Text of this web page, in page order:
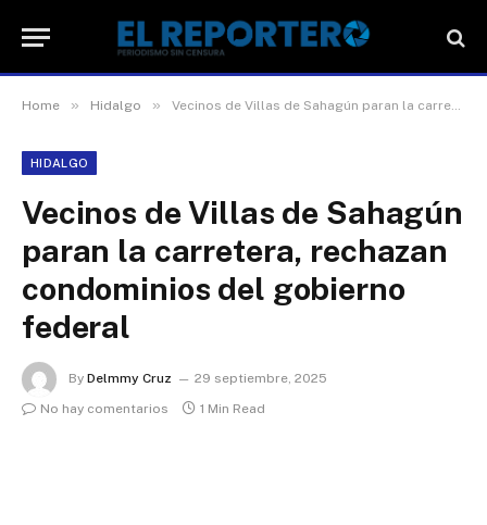
Home » Hidalgo » Vecinos de Villas de Sahagún paran la carretera, rechazan condominios del gobierno federal
HIDALGO
Vecinos de Villas de Sahagún
paran la carretera, rechazan
condominios del gobierno
federal
By Delmmy Cruz
29 septiembre, 2025
No hay comentarios
1 Min Read